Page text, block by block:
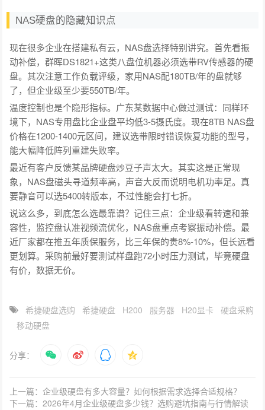
NAS硬盘的隐藏知识点
现在很多企业在搭建私有云，NAS盘选择特别讲究。首先看振
动补偿，群晖DS1821+这类八盘位机器必须选带RV传感器的硬
盘。其次注意工作负载评级，家用NAS配180TB/年的盘就够
了，但企业级至少要550TB/年。
温度控制也是个隐形指标。广东某数据中心做过测试：同样环
境下，NAS专用盘比企业盘平均低3-5摄氏度。现在8TB NAS盘
价格在1200-1400元区间，建议选带限时错误恢复功能的型号，
能大幅降低阵列重建失败率。
最近有客户反馈某品牌硬盘炒豆子声太大。其实这是正常现
象，NAS盘磁头寻道频率高，声音大反而说明电机功率足。真
要静音可以选5400转版本，不过性能会打七折。
说这么多，到底怎么选最靠谱？记住三点：企业级看转速和兼
容性，监控盘认准视频流优化，NAS盘重点考察振动补偿。最
近厂家都在推五年质保服务，比三年保的贵8%-10%，但长远看
更划算。采购前最好要测试样盘跑72小时压力测试，毕竟硬盘
有价，数据无价。
希捷硬盘选购 希捷硬盘 H200 服务器 H20显卡
硬盘采购
移动硬盘
分享：
上一篇：企业级硬盘有多大容量？如何根据需求选择合适规格？
下一篇：2026年4月企业级硬盘多少钱？选购避坑指南与行情解读